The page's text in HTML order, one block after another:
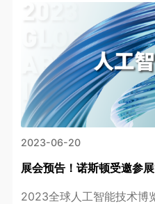
2023-06-20
2023全球人工智能技术博